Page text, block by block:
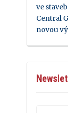
ve
Central
novou